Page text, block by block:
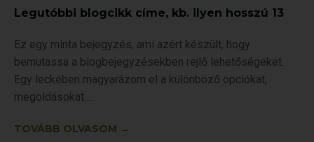
Legutóbbi blogcikk címe, kb. ilyen hosszú 13
Ez egy minta bejegyzés, ami azért készült, hogy
bemutassa a blogbejegyzésekben rejlő lehetőségeket.
Egy leckében magyarázom el a különböző opciókat,
megoldásokat.
TOVÁBB OLVASOM →